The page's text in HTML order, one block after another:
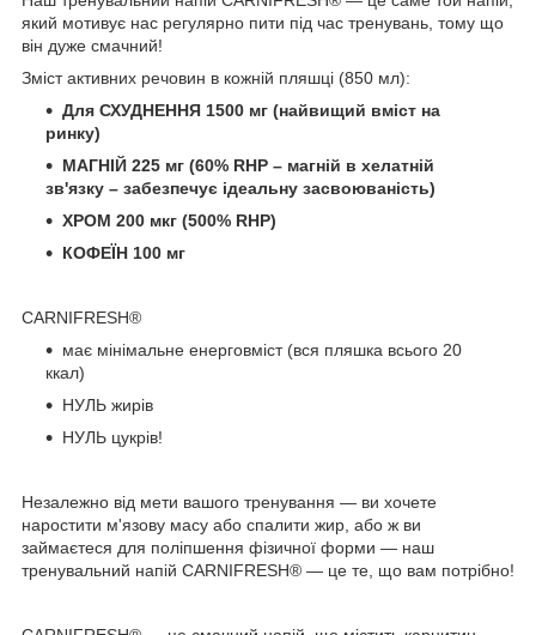
який мотивує нас регулярно пити під час тренувань, тому що
він дуже смачний!
Зміст активних речовин в кожній пляшці (850 мл):
Для СХУДНЕННЯ 1500 мг (найвищий вміст на
ринку)
МАГНІЙ 225 мг (60% RHP – магній в хелатній
зв'язку – забезпечує ідеальну засвоюваність)
ХРОМ 200 мкг (500% RHP)
КОФЕЇН 100 мг
CARNIFRESH®
має мінімальне енерговміст (вся пляшка всього 20
ккал)
НУЛЬ жирів
НУЛЬ цукрів!
Незалежно від мети вашого тренування — ви хочете
наростити м'язову масу або спалити жир, або ж ви
займаєтеся для поліпшення фізичної форми — наш
тренувальний напій CARNIFRESH® — це те, що вам потрібно!